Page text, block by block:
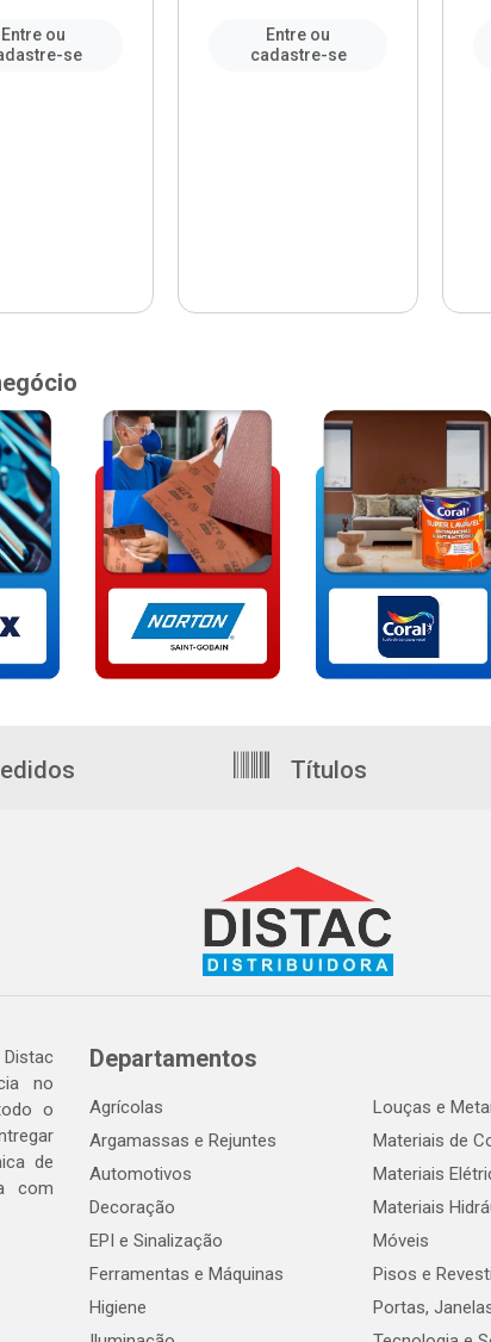
Entre ou
se
Entre ou
cadastre-se
Títulos
no
o
de
com
Departamentos
Agrícolas
Argamassas e Rejuntes
Automotivos
Decoração
EPI e Sinalização
Ferramentas e Máquinas
Higiene
Louças e
Materiais de
Materiais
Materiais
Móveis
Pisos e
Portas,